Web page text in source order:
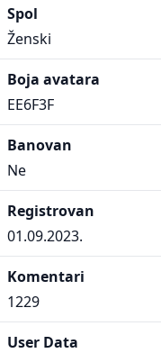
Spol
Ženski
Boja avatara
EE6F3F
Banovan
Ne
Registrovan
01.09.2023.
Komentari
1229
User Data